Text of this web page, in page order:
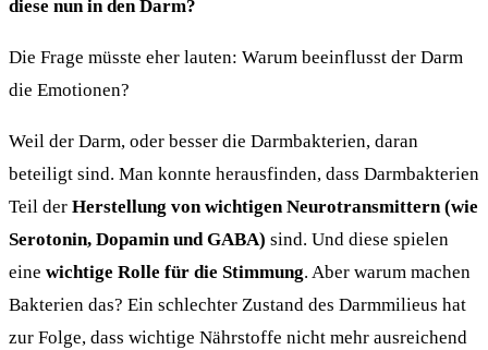
diese nun in den Darm?
Die Frage müsste eher lauten: Warum beeinflusst der Darm
die Emotionen?
Weil der Darm, oder besser die Darmbakterien, daran
beteiligt sind. Man konnte herausfinden, dass Darmbakterien
Teil der Herstellung von wichtigen Neurotransmittern (wie
Serotonin, Dopamin und GABA) sind. Und diese spielen
eine wichtige Rolle für die Stimmung. Aber warum machen
Bakterien das? Ein schlechter Zustand des Darmmilieus hat
zur Folge, dass wichtige Nährstoffe nicht mehr ausreichend